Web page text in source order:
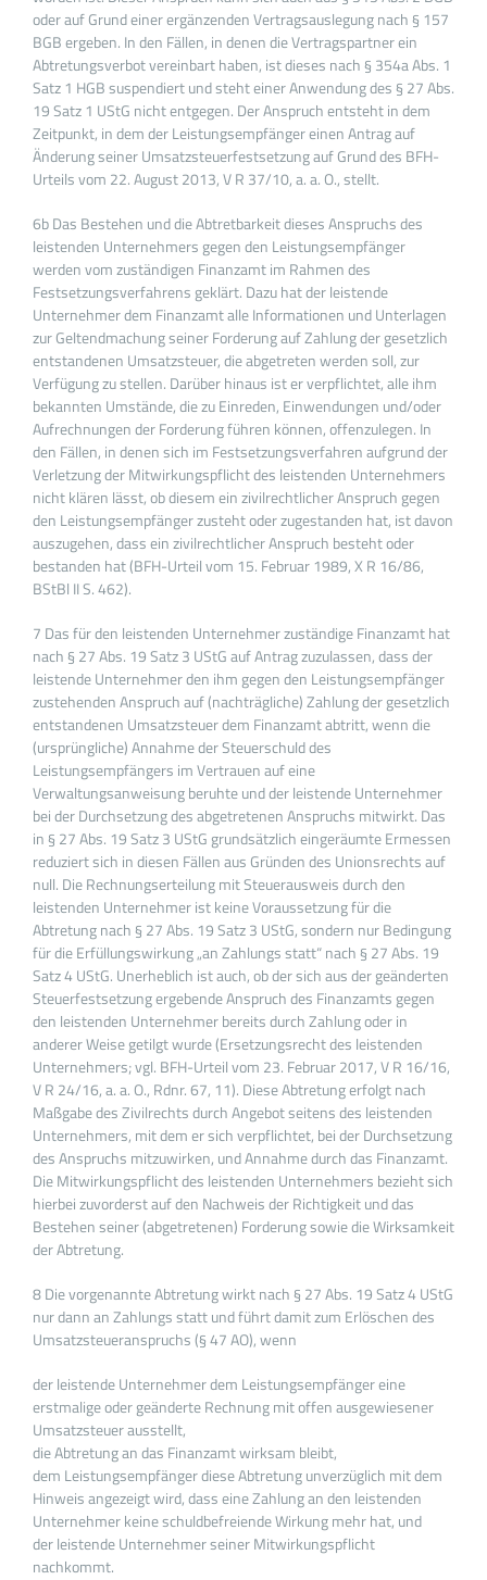
oder auf Grund einer ergänzenden Vertragsauslegung nach § 157
BGB ergeben. In den Fällen, in denen die Vertragspartner ein
Abtretungsverbot vereinbart haben, ist dieses nach § 354a Abs. 1
Satz 1 HGB suspendiert und steht einer Anwendung des § 27 Abs.
19 Satz 1 UStG nicht entgegen. Der Anspruch entsteht in dem
Zeitpunkt, in dem der Leistungsempfänger einen Antrag auf
Änderung seiner Umsatzsteuerfestsetzung auf Grund des BFH-
Urteils vom 22. August 2013, V R 37/10, a. a. O., stellt.
6b Das Bestehen und die Abtretbarkeit dieses Anspruchs des
leistenden Unternehmers gegen den Leistungsempfänger
werden vom zuständigen Finanzamt im Rahmen des
Festsetzungsverfahrens geklärt. Dazu hat der leistende
Unternehmer dem Finanzamt alle Informationen und Unterlagen
zur Geltendmachung seiner Forderung auf Zahlung der gesetzlich
entstandenen Umsatzsteuer, die abgetreten werden soll, zur
Verfügung zu stellen. Darüber hinaus ist er verpflichtet, alle ihm
bekannten Umstände, die zu Einreden, Einwendungen und/oder
Aufrechnungen der Forderung führen können, offenzulegen. In
den Fällen, in denen sich im Festsetzungsverfahren aufgrund der
Verletzung der Mitwirkungspflicht des leistenden Unternehmers
nicht klären lässt, ob diesem ein zivilrechtlicher Anspruch gegen
den Leistungsempfänger zusteht oder zugestanden hat, ist davon
auszugehen, dass ein zivilrechtlicher Anspruch besteht oder
bestanden hat (BFH-Urteil vom 15. Februar 1989, X R 16/86,
BStBl II S. 462).
7 Das für den leistenden Unternehmer zuständige Finanzamt hat
nach § 27 Abs. 19 Satz 3 UStG auf Antrag zuzulassen, dass der
leistende Unternehmer den ihm gegen den Leistungsempfänger
zustehenden Anspruch auf (nachträgliche) Zahlung der gesetzlich
entstandenen Umsatzsteuer dem Finanzamt abtritt, wenn die
(ursprüngliche) Annahme der Steuerschuld des
Leistungsempfängers im Vertrauen auf eine
Verwaltungsanweisung beruhte und der leistende Unternehmer
bei der Durchsetzung des abgetretenen Anspruchs mitwirkt. Das
in § 27 Abs. 19 Satz 3 UStG grundsätzlich eingeräumte Ermessen
reduziert sich in diesen Fällen aus Gründen des Unionsrechts auf
null. Die Rechnungserteilung mit Steuerausweis durch den
leistenden Unternehmer ist keine Voraussetzung für die
Abtretung nach § 27 Abs. 19 Satz 3 UStG, sondern nur Bedingung
für die Erfüllungswirkung „an Zahlungs statt“ nach § 27 Abs. 19
Satz 4 UStG. Unerheblich ist auch, ob der sich aus der geänderten
Steuerfestsetzung ergebende Anspruch des Finanzamts gegen
den leistenden Unternehmer bereits durch Zahlung oder in
anderer Weise getilgt wurde (Ersetzungsrecht des leistenden
Unternehmers; vgl. BFH-Urteil vom 23. Februar 2017, V R 16/16,
V R 24/16, a. a. O., Rdnr. 67, 11). Diese Abtretung erfolgt nach
Maßgabe des Zivilrechts durch Angebot seitens des leistenden
Unternehmers, mit dem er sich verpflichtet, bei der Durchsetzung
des Anspruchs mitzuwirken, und Annahme durch das Finanzamt.
Die Mitwirkungspflicht des leistenden Unternehmers bezieht sich
hierbei zuvorderst auf den Nachweis der Richtigkeit und das
Bestehen seiner (abgetretenen) Forderung sowie die Wirksamkeit
der Abtretung.
8 Die vorgenannte Abtretung wirkt nach § 27 Abs. 19 Satz 4 UStG
nur dann an Zahlungs statt und führt damit zum Erlöschen des
Umsatzsteueranspruchs (§ 47 AO), wenn
der leistende Unternehmer dem Leistungsempfänger eine
erstmalige oder geänderte Rechnung mit offen ausgewiesener
Umsatzsteuer ausstellt,
die Abtretung an das Finanzamt wirksam bleibt,
dem Leistungsempfänger diese Abtretung unverzüglich mit dem
Hinweis angezeigt wird, dass eine Zahlung an den leistenden
Unternehmer keine schuldbefreiende Wirkung mehr hat, und
der leistende Unternehmer seiner Mitwirkungspflicht
nachkommt.